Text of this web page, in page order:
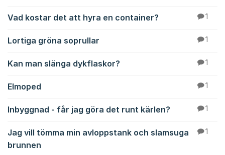
Vad kostar det att hyra en container? 1
Lortiga gröna soprullar 1
Kan man slänga dykflaskor? 1
Elmoped 1
Inbyggnad - får jag göra det runt kärlen? 1
Jag vill tömma min avloppstank och slamsuga
brunnen
1